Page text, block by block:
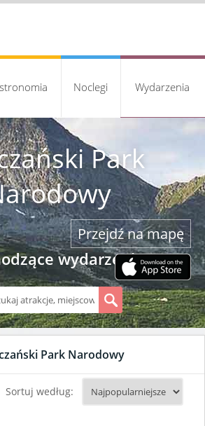
Noclegi Wydarzenia
Park
wydarzenia
Przejdź na mapę
Park Narodowy
Sortuj według: